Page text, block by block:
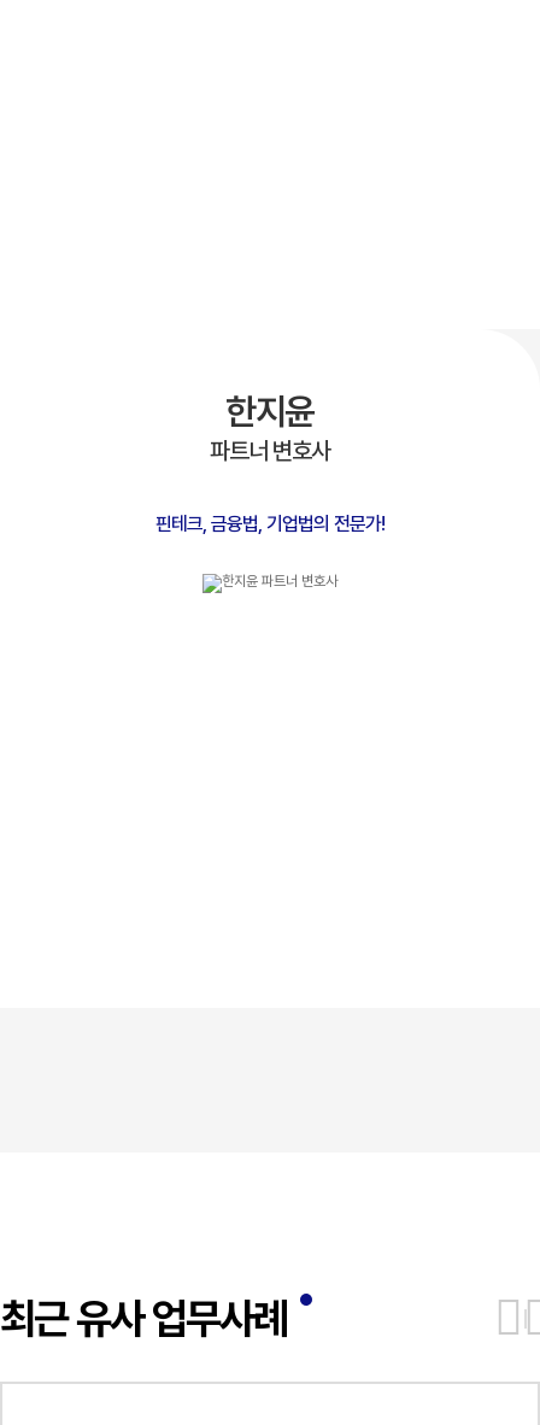
한지윤
파트너 변호사
핀테크, 금융법, 기업법의 전문가!
최근 유사 업무사례